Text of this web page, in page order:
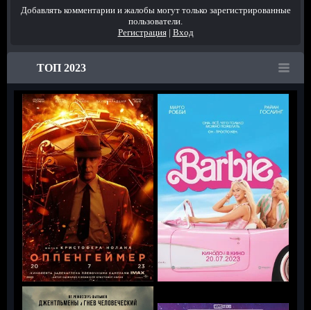
Добавлять комментарии и жалобы могут только зарегистрированные
пользователи.
Регистрация| Вход
ТОП 2023